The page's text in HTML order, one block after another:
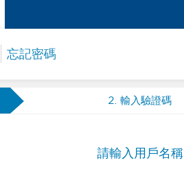
忘記密碼
2 . 輸入驗證碼
請輸入用戶名稱